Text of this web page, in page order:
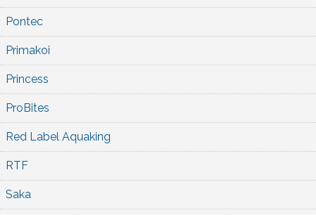
Pontec
Primakoi
Princess
ProBites
Red Label Aquaking
RTF
Saka